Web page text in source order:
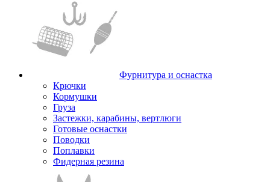
Фурнитура и оснастка
Крючки
Кормушки
Груза
Застежки, карабины, вертлюги
Готовые оснастки
Поводки
Поплавки
Фидерная резина